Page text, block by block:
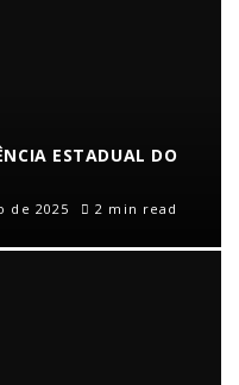
ESTADUAL DO
de 2025 2 min read